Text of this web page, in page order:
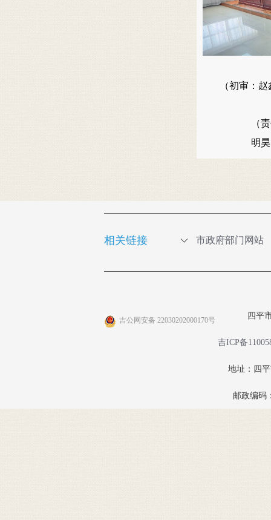
（初审：赵
（
明
相关链接 市政府部门网站
吉公网安备 22030202000170号 四平
吉ICP备
地址：四
邮政编码